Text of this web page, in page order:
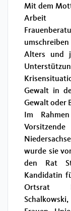
Mit dem
Arbeit
Alters und
Gewalt in
Gewalt oder
Im
wurde sie
den Rat
Kandidatin
Ortsrat